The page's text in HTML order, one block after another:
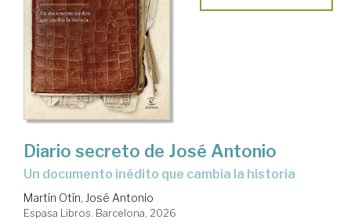
Diario secreto de José Antonio
Un documento inédito que cambia la historia
Martín Otín, José Antonio
Espasa Libros. Barcelona, 2026